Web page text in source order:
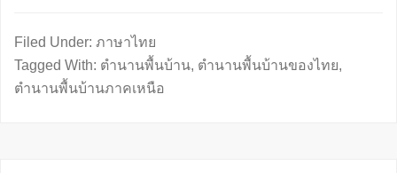
Filed Under: ภาษาไทย
Tagged With: ตำนานพื้นบ้าน, ตำนานพื้นบ้านของไทย,
ตำนานพื้นบ้านภาคเหนือ